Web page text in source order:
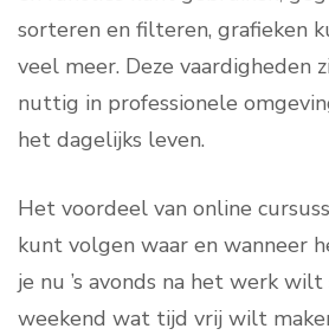
sorteren en filteren, grafieken
veel meer. Deze vaardigheden
nuttig in professionele
het dagelijks leven.
Het voordeel van online
kunt volgen waar en wanneer
je nu ’s avonds na het werk
weekend wat tijd vrij wilt